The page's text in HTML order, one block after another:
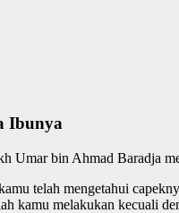
Ibunya
bin Ahmad Baradja
telah mengetahui
kamu melakukan kecuali